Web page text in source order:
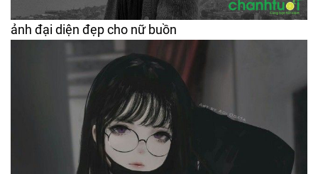
ảnh đại diện đẹp cho nữ buồn